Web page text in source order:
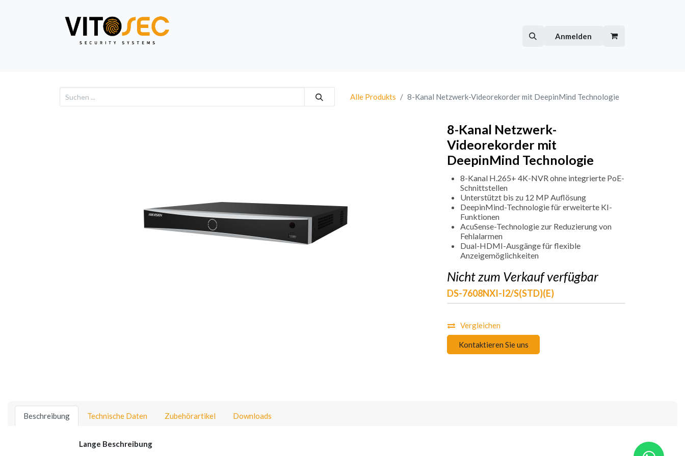
Video Alarm Anmelden
Alle Produkts 8-Kanal Netzwerk-Videorekorder mit DeepinMind Technologie
8-Kanal Netzwerk-
Videorekorder mit
DeepinMind Technologie
8-Kanal H.265+ 4K-NVR ohne integrierte PoE-
Schnittstellen
Unterstützt bis zu 12 MP Auflösung
DeepinMind-Technologie für erweiterte KI-
Funktionen
AcuSense-Technologie zur Reduzierung von
Fehlalarmen
Dual-HDMI-Ausgänge für flexible
Anzeigemöglichkeiten
Nicht zum Verkauf verfügbar
DS-7608NXI-I2/S(STD)(E)
Vergleichen
Kontaktieren Sie uns
Beschreibung Technische Daten Zubehörartikel Downloads
Lange Beschreibung